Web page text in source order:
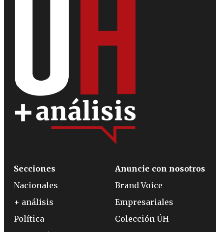
Secciones
Nacionales
+ análisis
Política
Anuncie con nosotros
Brand Voice
Empresariales
Colección ÚH